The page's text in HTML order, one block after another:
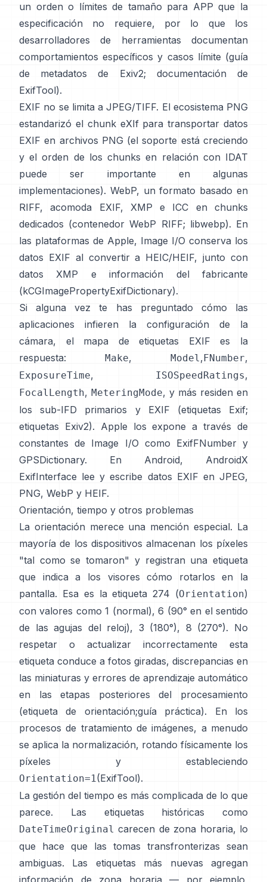
un orden o límites de tamaño para APP que la
especificación no requiere, por lo que los
desarrolladores de herramientas documentan
comportamientos específicos y casos límite (guía
de metadatos de Exiv2; documentación de
ExifTool).
EXIF no se limita a JPEG/TIFF. El ecosistema PNG
estandarizó el chunk eXIfpara transportar datos
EXIF en archivos PNG (el soporte está creciendo
y el orden de los chunks en relación con IDAT
puede ser importante en algunas
implementaciones). WebP, un formato basado en
RIFF, acomoda EXIF, XMP e ICC en chunks
dedicados (contenedor WebP RIFF; libwebp). En
las plataformas de Apple, Image I/O conserva los
datos EXIF al convertir a HEIC/HEIF, junto con
datos XMP e información del fabricante
(kCGImagePropertyExifDictionary).
Si alguna vez te has preguntado cómo las
aplicaciones infieren la configuración de la
cámara, el mapa de etiquetas EXIF es la
respuesta: Make, Model,FNumber,
ExposureTime, ISOSpeedRatings,
FocalLength, MeteringMode, y más residen en
los sub-IFD primarios y EXIF (etiquetas Exif;
etiquetas Exiv2). Apple los expone a través de
constantes de Image I/O como ExifFNumber y
GPSDictionary. En Android, AndroidX
ExifInterface lee y escribe datos EXIF en JPEG,
PNG, WebP y HEIF.
Orientación, tiempo y otros problemas
La orientación merece una mención especial. La
mayoría de los dispositivos almacenan los píxeles
"tal como se tomaron" y registran una etiqueta
que indica a los visores cómo rotarlos en la
pantalla. Esa es la etiqueta 274 (Orientation)
con valores como 1 (normal), 6 (90° en el sentido
de las agujas del reloj), 3 (180°), 8 (270°). No
respetar o actualizar incorrectamente esta
etiqueta conduce a fotos giradas, discrepancias en
las miniaturas y errores de aprendizaje automático
en las etapas posteriores del procesamiento
(etiqueta de orientación;guía práctica). En los
procesos de tratamiento de imágenes, a menudo
se aplica la normalización, rotando físicamente los
píxeles y estableciendo
Orientation=1(ExifTool).
La gestión del tiempo es más complicada de lo que
parece. Las etiquetas históricas como
DateTimeOriginal carecen de zona horaria, lo
que hace que las tomas transfronterizas sean
ambiguas. Las etiquetas más nuevas agregan
información de zona horaria — por ejemplo,